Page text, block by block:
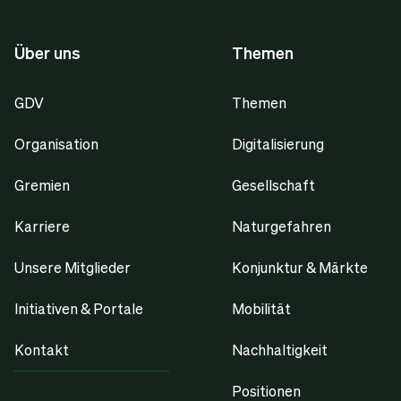
Über uns
GDV
Organisation
Gremien
Karriere
Unsere Mitglieder
Initiativen & Portale
Kontakt
Themen
Themen
Digitalisierung
Gesellschaft
Naturgefahren
Konjunktur & Märkte
Mobilität
Nachhaltigkeit
Positionen